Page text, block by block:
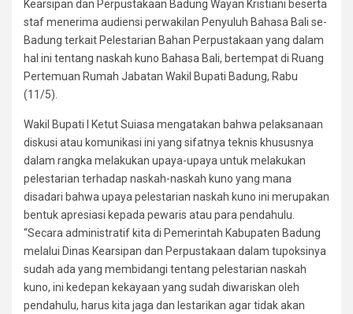
Kearsipan dan Perpustakaan Badung Wayan Kristiani beserta
staf menerima audiensi perwakilan Penyuluh Bahasa Bali se-
Badung terkait Pelestarian Bahan Perpustakaan yang dalam
hal ini tentang naskah kuno Bahasa Bali, bertempat di Ruang
Pertemuan Rumah Jabatan Wakil Bupati Badung, Rabu
(11/5).
Wakil Bupati I Ketut Suiasa mengatakan bahwa pelaksanaan
diskusi atau komunikasi ini yang sifatnya teknis khususnya
dalam rangka melakukan upaya-upaya untuk melakukan
pelestarian terhadap naskah-naskah kuno yang mana
disadari bahwa upaya pelestarian naskah kuno ini merupakan
bentuk apresiasi kepada pewaris atau para pendahulu.
“Secara administratif kita di Pemerintah Kabupaten Badung
melalui Dinas Kearsipan dan Perpustakaan dalam tupoksinya
sudah ada yang membidangi tentang pelestarian naskah
kuno, ini kedepan kekayaan yang sudah diwariskan oleh
pendahulu, harus kita jaga dan lestarikan agar tidak akan